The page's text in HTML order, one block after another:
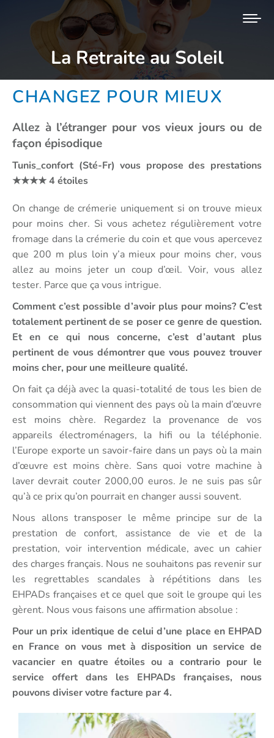
La Retraite au Soleil
Vous êtes ici :
CHANGEZ POUR MIEUX
Allez à l’étranger pour vos vieux jours ou de
façon épisodique
Tunis_confort (Sté-Fr) vous propose des prestations
★★★★ 4 étoiles
On change de crémerie uniquement si on trouve mieux
pour moins cher. Si vous achetez régulièrement votre
fromage dans la crémerie du coin et que vous apercevez
que 200 m plus loin y’a mieux pour moins cher, vous
allez au moins jeter un coup d’œil. Voir, vous allez
tester. Parce que ça vous intrigue.
Comment c’est possible d’avoir plus pour moins? C’est
totalement pertinent de se poser ce genre de question.
Et en ce qui nous concerne, c’est d’autant plus
pertinent de vous démontrer que vous pouvez trouver
moins cher, pour une meilleure qualité.
On fait ça déjà avec la quasi-totalité de tous les bien de
consommation qui viennent des pays où la main d’œuvre
est moins chère. Regardez la provenance de vos
appareils électroménagers, la hifi ou la téléphonie.
l’Europe exporte un savoir-faire dans un pays où la main
d’œuvre est moins chère. Sans quoi votre machine à
laver devrait couter 2000,00 euros. Je ne suis pas sûr
qu’à ce prix qu’on pourrait en changer aussi souvent.
Nous allons transposer le même principe sur de la
prestation de confort, assistance de vie et de la
prestation, voir intervention médicale, avec un cahier
des charges français. Nous ne souhaitons pas revenir sur
les regrettables scandales à répétitions dans les
EHPADs françaises et ce quel que soit le groupe qui les
gèrent. Nous vous faisons une affirmation absolue :
Pour un prix identique de celui d’une place en EHPAD
en France on vous met à disposition un service de
vacancier en quatre étoiles ou a contrario pour le
service offert dans les EHPADs françaises, nous
pouvons diviser votre facture par 4.